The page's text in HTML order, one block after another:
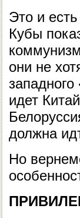
Это и
Кубы
они не
идет
должна
Но